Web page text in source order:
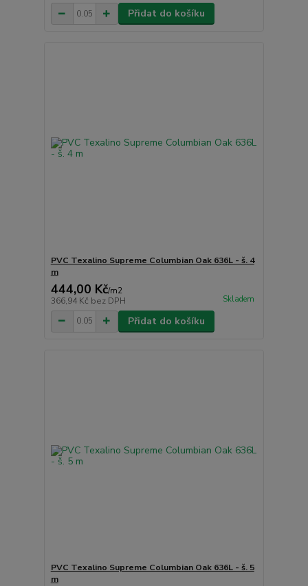
Přidat do košíku
PVC Texalino Supreme Columbian Oak 636L - š. 4
m
444,00 Kč/m2
366,94 Kč bez DPH Skladem
Přidat do košíku
PVC Texalino Supreme Columbian Oak 636L - š. 5
m